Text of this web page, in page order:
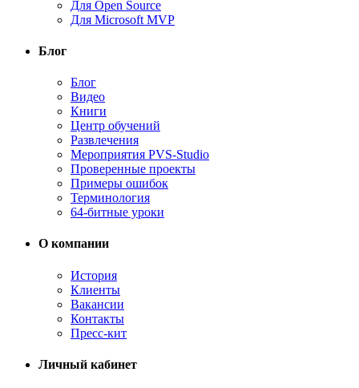
Для Open Source
Для Microsoft MVP
Блог
Блог
Видео
Книги
Центр обучений
Развлечения
Мероприятия PVS-Studio
Проверенные проекты
Примеры ошибок
Терминология
64-битные уроки
О компании
История
Клиенты
Вакансии
Контакты
Пресс-кит
Личный кабинет